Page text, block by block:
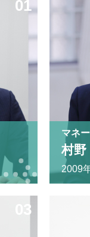
01
マネ
村
2009
03